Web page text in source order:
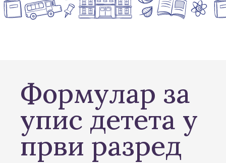
Формулар за
упис детета у
први разред